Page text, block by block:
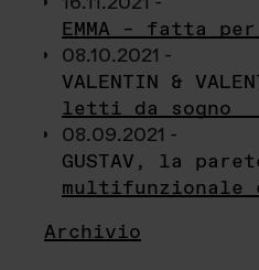
EMMA – fatta
08.10.2021 -
VALENTIN &
letti da sogno
08.09.2021 -
GUSTAV, la
multifunzionale
Archivio